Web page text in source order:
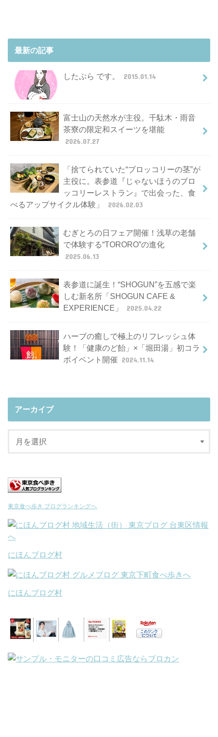
最新の記事
したぷら です。 2015.01.14
富士山の天然水が主役。千駄木・雨音
茶寮の限定和スイーツを堪能
2026.07.27
「捨てられていた“ブロッコリーの茎”が
主役に。表参道『じゃないほうのブロ
ッコリーレストラン』で出会った、食
べるアップサイクル体験」
2026.02.03
むぎとろの日フェア開催！浅草の老舗
で体験する“TORORO”の進化
2025.06.13
表参道に誕生！“SHOGUN”を五感で楽
しむ新名所「SHOGUN CAFE &
EXPERIENCE」
2025.04.22
ハーブの癒しで極上のリフレッシュ体
験！「健康のど飴」×「堀田湯」初コラ
ボイベント開催 2024.11.14
アーカイブ
東京食べ歩き ブログランキングへ
にほんブログ村
にほんブログ村